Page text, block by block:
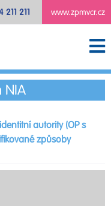
www.zpmvcr.cz
211 211
NIA
autority (OP s
způsoby